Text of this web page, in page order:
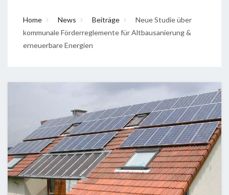
Home News Beiträge
Neue Studie über
kommunale Förderreglemente für Altbausanierung &
erneuerbare Energien